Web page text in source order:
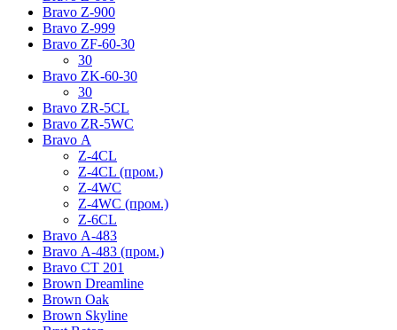
Bravo Z-900
Bravo Z-999
Bravo ZF-60-30
30
Bravo ZK-60-30
30
Bravo ZR-5CL
Bravo ZR-5WC
Bravo А
Z-4CL
Z-4CL (пром.)
Z-4WC
Z-4WC (пром.)
Z-6CL
Bravo А-483
Bravo А-483 (пром.)
Bravo СТ 201
Brown Dreamline
Brown Oak
Brown Skyline